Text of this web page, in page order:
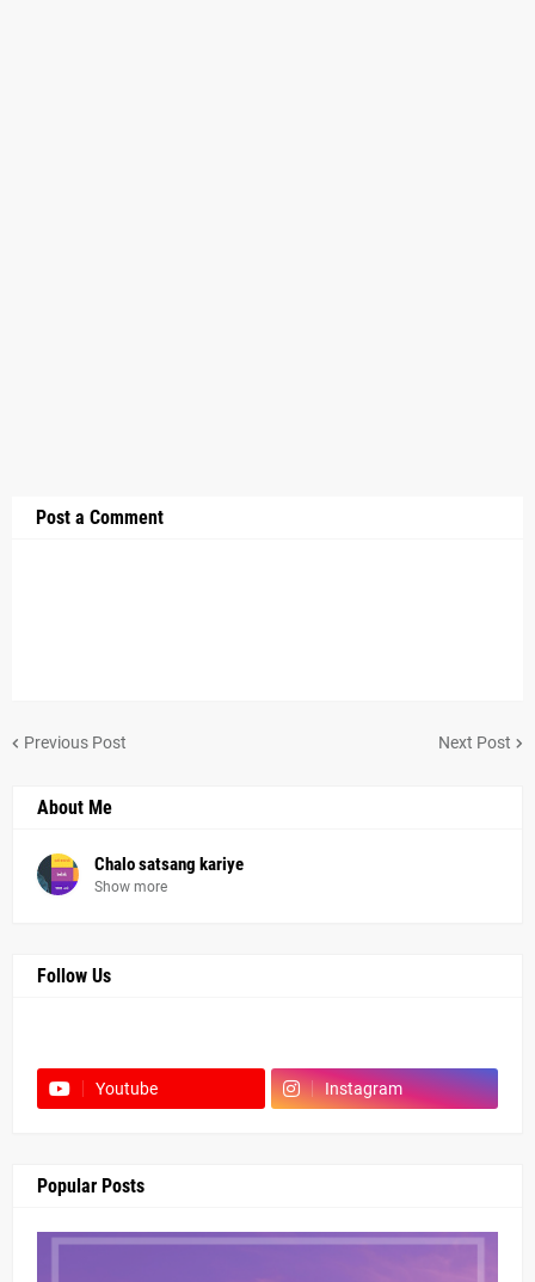
Post a Comment
Previous Post Next Post
About Me
Chalo satsang kariye
Show more
Follow Us
Youtube Instagram
Popular Posts